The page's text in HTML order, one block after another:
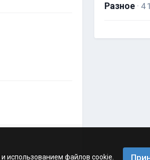
Разное ·
и использованием файлов cookie.